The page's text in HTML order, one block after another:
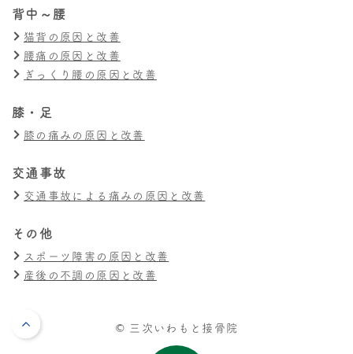
背中～腰
猫背の原因と改善
腰痛の原因と改善
ぎっくり腰の原因と改善
膝・足
膝の痛みの原因と改善
交通事故
交通事故による痛みの原因と改善
その他
スポーツ障害の原因と改善
産後の不調の原因と改善
© 三次いわもと接骨院